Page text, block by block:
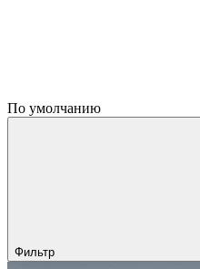
По умолчанию
Фильтр